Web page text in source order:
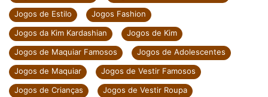
Jogos de Estilo
Jogos Fashion
Jogos da Kim Kardashian
Jogos de Kim
Jogos de Maquiar Famosos
Jogos de Adolescentes
Jogos de Maquiar
Jogos de Vestir Famosos
Jogos de Crianças
Jogos de Vestir Roupa